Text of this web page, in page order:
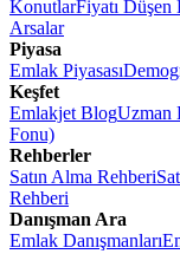
KonutlarFiyatı Düşen
Arsalar
Piyasa
Emlak Piyasası
Keşfet
Emlakjet BlogUzman
Fonu)
Rehberler
Satın Alma Rehberi
Rehberi
Danışman Ara
Emlak Danışmanları